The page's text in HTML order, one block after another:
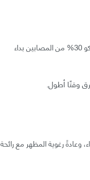
لا يسبب هذا المرض أعراضًا عادةً، فحسب ما ذكر مركز التحكم بالأمراض والوقاية منها، لا يشكو 30% من المصابين بداء
وعادةً رغوية المظهر مع رائحة